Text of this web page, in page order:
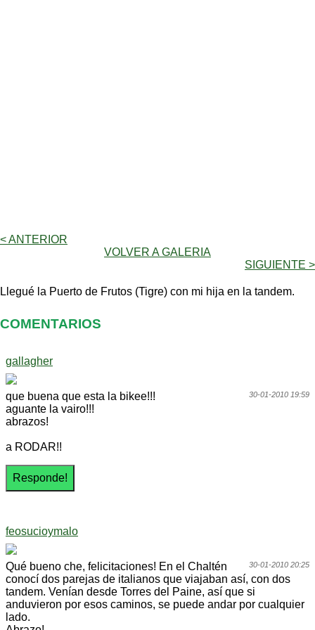
< ANTERIOR
VOLVER A GALERIA
SIGUIENTE >
Llegué la Puerto de Frutos (Tigre) con mi hija en la tandem.
COMENTARIOS
gallagher
30-01-2010 19:59
que buena que esta la bikee!!!
aguante la vairo!!!
abrazos!
a RODAR!!
feosucioymalo
30-01-2010 20:25
Qué bueno che, felicitaciones! En el Chaltén
conocí dos parejas de italianos que viajaban así, con dos
tandem. Venían desde Torres del Paine, así que si
anduvieron por esos caminos, se puede andar por cualquier
lado.